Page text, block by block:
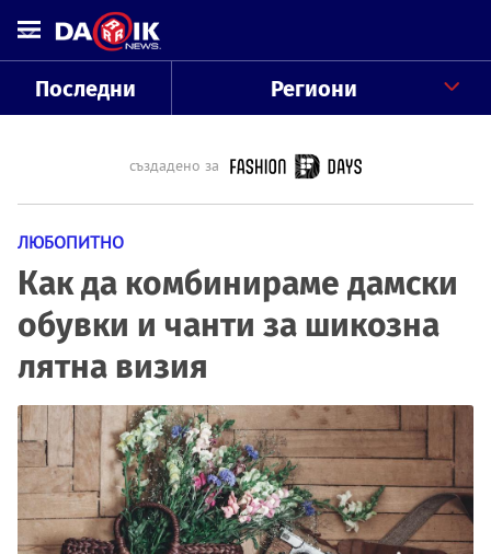
Последни Региони
създадено за
ЛЮБОПИТНО
Как да комбинираме дамски
обувки и чанти за шикозна
лятна визия